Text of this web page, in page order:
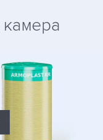
камера